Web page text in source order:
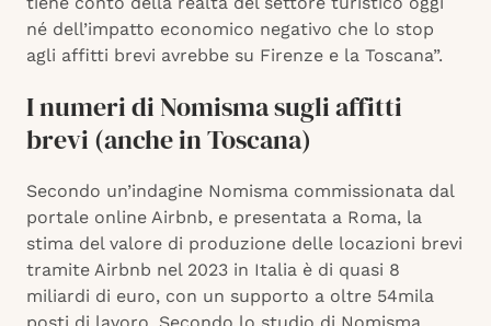
né dell’impatto economico negativo che lo stop
agli affitti brevi avrebbe su Firenze e la Toscana”.
I numeri di Nomisma sugli affitti
brevi (anche in Toscana)
Secondo un’indagine Nomisma commissionata dal
portale online Airbnb, e presentata a Roma, la
stima del valore di produzione delle locazioni brevi
tramite Airbnb nel 2023 in Italia è di quasi 8
miliardi di euro, con un supporto a oltre 54mila